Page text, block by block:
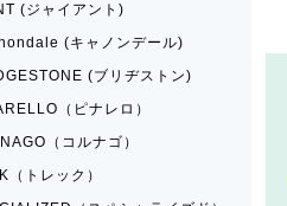
(ジャイアント)
(キャノンデール)
(ブリヂストン)
（ピナレロ）
（コルナゴ）
（トレック）